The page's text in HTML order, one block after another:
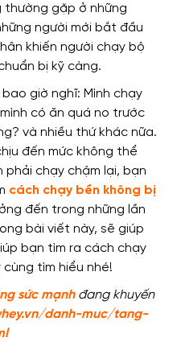
gặp ở những
người mới bắt đầu
khiến người chạy bộ
bị kỹ càng.
giờ nghĩ: Mình chạy
có ăn quá no trước
và nhiều thứ khác nữa.
đến mức không thể
phải chạy chậm lại, bạn
cách chạy bền không bị
đến trong những lần
bài viết này, sẽ giúp
bạn tìm ra cách chạy
tìm hiểu nhé!
sức mạnh đang khuyến
danh-muc/tang-